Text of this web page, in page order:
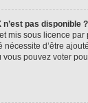
pas disponible ?
mis sous licence par
nécessite d’être
vous pouvez voter